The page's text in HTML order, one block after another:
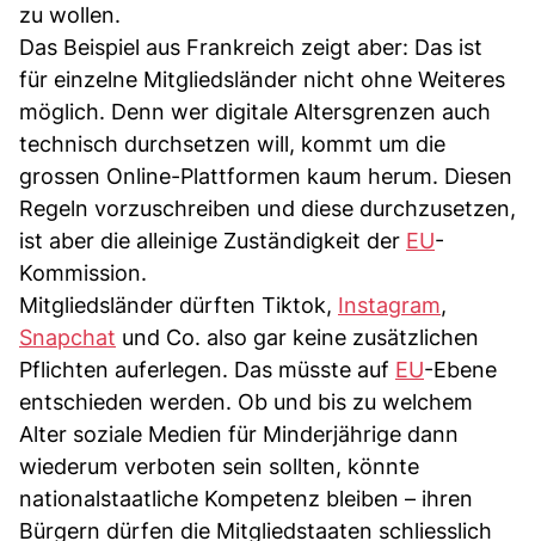
zu wollen.
Das Beispiel aus Frankreich zeigt aber: Das ist
für einzelne Mitgliedsländer nicht ohne Weiteres
möglich. Denn wer digitale Altersgrenzen auch
technisch durchsetzen will, kommt um die
grossen Online-Plattformen kaum herum. Diesen
Regeln vorzuschreiben und diese durchzusetzen,
ist aber die alleinige Zuständigkeit der EU-
Kommission.
Mitgliedsländer dürften Tiktok, Instagram,
Snapchat und Co. also gar keine zusätzlichen
Pflichten auferlegen. Das müsste auf EU-Ebene
entschieden werden. Ob und bis zu welchem
Alter soziale Medien für Minderjährige dann
wiederum verboten sein sollten, könnte
nationalstaatliche Kompetenz bleiben – ihren
Bürgern dürfen die Mitgliedstaaten schliesslich